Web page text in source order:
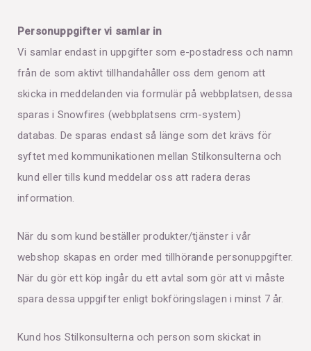
Personuppgifter vi samlar in
Vi samlar endast in uppgifter som e-postadress och namn
från de som aktivt tillhandahåller oss dem genom att
skicka in meddelanden via formulär på webbplatsen, dessa
sparas i Snowfires (webbplatsens crm-system)
databas. De sparas endast så länge som det krävs för
syftet med kommunikationen mellan Stilkonsulterna och
kund eller tills kund meddelar oss att radera deras
information.
När du som kund beställer produkter/tjänster i vår
webshop skapas en order med tillhörande personuppgifter.
När du gör ett köp ingår du ett avtal som gör att vi måste
spara dessa uppgifter enligt bokföringslagen i minst 7 år.
Kund hos Stilkonsulterna och person som skickat in